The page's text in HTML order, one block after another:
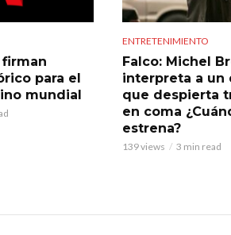
firman
para el
mundial
ENTRETENIMIENTO
Falco: Michel
interpreta a un
que despierta
en coma
estrena?
139 views 3 min read